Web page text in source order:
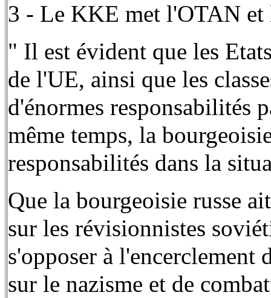
3 - Le KKE met l'OTAN et
" Il est évident que les
de l'UE, ainsi que les
d'énormes responsabilités
même temps, la
responsabilités dans la
Que la bourgeoisie russe
sur les révisionnistes
s'opposer à
sur le nazisme et de